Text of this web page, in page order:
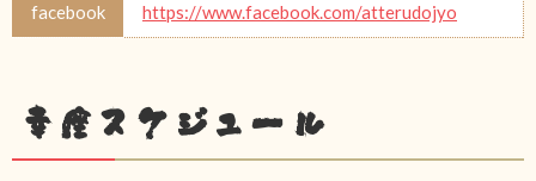
facebook https://www.facebook.com/atterudojyo
幸座スケジュール